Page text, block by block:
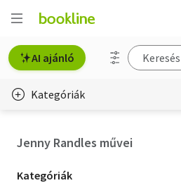
AI ajánló
Kategóriák
Jenny Randles művei
Kategória
Kategóriák